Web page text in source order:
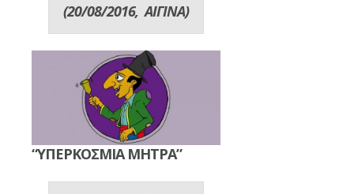
(20/08/2016, ΑΙΓΙΝΑ)
“ΥΠΕΡΚΟΣΜΙΑ ΜΗΤΡΑ”